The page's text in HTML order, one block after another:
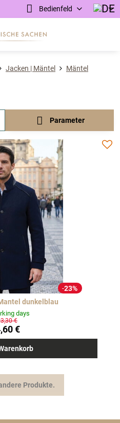
Bedienfeld
Jacken | Mäntel Mäntel
Parameter
23%
dunkelblau
days
€
€
Produkte.